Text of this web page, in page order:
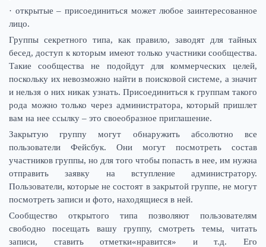
· открытые – присоединиться может любое заинтересованное
лицо.
Группы секретного типа, как правило, заводят для тайных
бесед, доступ к которым имеют только участники сообщества.
Такие сообщества не подойдут для коммерческих целей,
поскольку их невозможно найти в поисковой системе, а значит
и нельзя о них никак узнать. Присоединиться к группам такого
рода можно только через администратора, который пришлет
вам на нее ссылку – это своеобразное приглашение.
Закрытую группу могут обнаружить абсолютно все
пользователи Фейсбук. Они могут посмотреть состав
участников группы, но для того чтобы попасть в нее, им нужна
отправить заявку на вступление администратору.
Пользователи, которые не состоят в закрытой группе, не могут
посмотреть записи и фото, находящиеся в ней.
Сообщество открытого типа позволяют пользователям
свободно посещать вашу группу, смотреть темы, читать
записи, ставить отметки«нравится» и т.д. Его